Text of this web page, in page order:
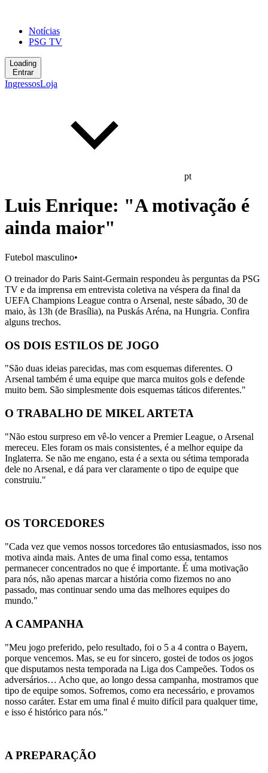
Notícias
PSG TV
Loading
Entrar
IngressosLoja
pt
Luis Enrique: "A motivação é
ainda maior"
Futebol masculino•
O treinador do Paris Saint-Germain respondeu às perguntas da PSG
TV e da imprensa em entrevista coletiva na véspera da final da
UEFA Champions League contra o Arsenal, neste sábado, 30 de
maio, às 13h (de Brasília), na Puskás Aréna, na Hungria. Confira
alguns trechos.
OS DOIS ESTILOS DE JOGO
"São duas ideias parecidas, mas com esquemas diferentes. O
Arsenal também é uma equipe que marca muitos gols e defende
muito bem. São simplesmente dois esquemas táticos diferentes."
O TRABALHO DE MIKEL ARTETA
"Não estou surpreso em vê-lo vencer a Premier League, o Arsenal
mereceu. Eles foram os mais consistentes, é a melhor equipe da
Inglaterra. Se não me engano, esta é a sexta ou sétima temporada
dele no Arsenal, e dá para ver claramente o tipo de equipe que
construiu."
OS TORCEDORES
"Cada vez que vemos nossos torcedores tão entusiasmados, isso nos
motiva ainda mais. Antes de uma final como essa, tentamos
permanecer concentrados no que é importante. É uma motivação
para nós, não apenas marcar a história como fizemos no ano
passado, mas continuar sendo uma das melhores equipes do
mundo."
A CAMPANHA
"Meu jogo preferido, pelo resultado, foi o 5 a 4 contra o Bayern,
porque vencemos. Mas, se eu for sincero, gostei de todos os jogos
que disputamos nesta temporada na Liga dos Campeões. Todos os
adversários… Acho que, ao longo dessa campanha, mostramos que
tipo de equipe somos. Sofremos, como era necessário, e provamos
nosso caráter. Estar em uma final é muito difícil para qualquer time,
e isso é histórico para nós."
A PREPARAÇÃO